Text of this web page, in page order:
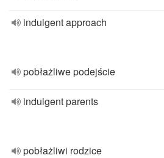
indulgent approach
pobłażliwe podejście
indulgent parents
pobłażliwi rodzice